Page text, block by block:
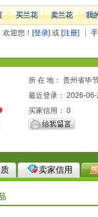
买兰花 卖兰花 我
欢迎您！ [登录] 或 [注册]
所 在 地： 贵州省毕
区
最近登录： 2026-
买家信用： 0
卖家信用